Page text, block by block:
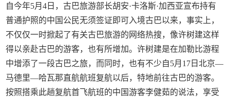
自今年5月4日，古巴旅游部长胡安·卡洛斯·加西亚宣布持有
普通护照的中国公民无须签证即可入境古巴以来，事实上，
不仅仅一时掀起了有关古巴旅游的网络热搜，像许树建这样
得以亲赴古巴的游客，也有所增加。许树建是在加勒比游程
中增添了一段古巴之旅，而同时，也有不少自5月17日北京—
马德里—哈瓦那直航航班复航以后，特地前往古巴的游客。
按照搭乘此趟复航首飞航班的中国游客李健茹的说法，享受